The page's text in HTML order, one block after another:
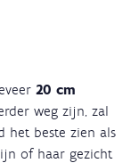
20 cm
weg zijn, zal
het beste zien als
of haar gezicht